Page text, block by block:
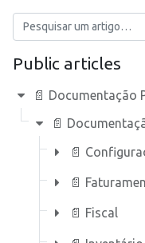
Public articles
📄 Documentação
📄
📄
📄
📄 Fiscal